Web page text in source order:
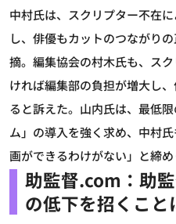
中村氏は、スクリプター不在
し、俳優もカットのつながり
摘。編集協会の村木氏も、ス
ければ編集部の負担が増大し
ると訴えた。山内氏は、最低
ム」の導入を強く求め、中村
画ができるわけがない」と締め
助監督.com：助
の低下を招くこと